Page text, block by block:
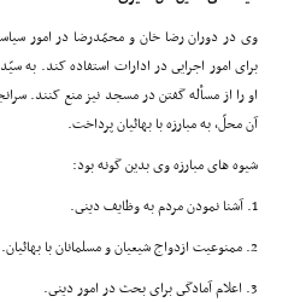
وى در دوران رضا خان و محمّدرضا در امور
براى امور اجرایى در ادارات استفاده کند. به
او را از مسأله گفتن در مسجد نیز منع کنند.
آن محلّ، به مبارزه با بهائیان پرداخت.
شیوه هاى مبارزه وى بدین گونه بود:
1. آشنا نمودن مردم به وظایف دینى.
2. ممنوعیت ازدواج شیعیان و مسلمانان با بهائیان.
3. اعلام آمادگى براى بحث در امور دینى.